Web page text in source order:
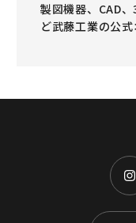
製図機器、CAD
ど武藤工業の公